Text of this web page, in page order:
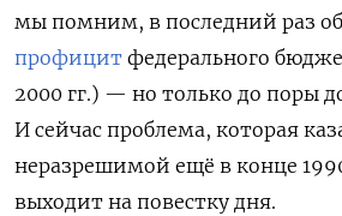
мы помним, в последний раз
профицит федерального
2000 гг.) — но только до поры
И сейчас проблема, которая
неразрешимой ещё в конце
выходит на повестку дня.